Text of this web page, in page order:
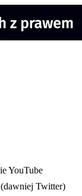
YouTube
Twitter)